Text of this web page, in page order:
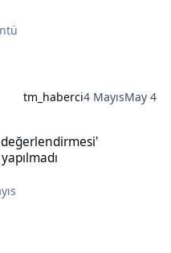
tm_haberci4 MayısMay 4